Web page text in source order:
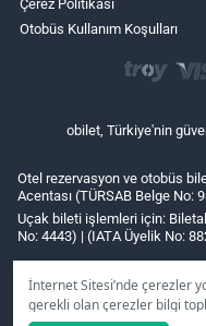
İnternet Sitesi’nde çerezler
gerekli olan çerezler bilgi
Çerez Politikası
Otobüs Kullanım Koşulları
obilet, Türkiye'nin
Otel rezervasyon ve otobüs
Acentası (TÜRSAB Belge No:
Uçak bileti işlemleri için:
No: 4443) | (IATA Üyelik No: